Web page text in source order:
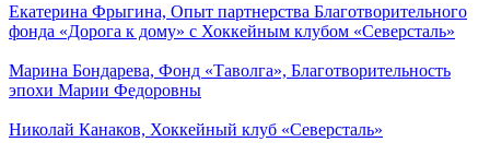
Екатерина Фрыгина, Опыт партнерства Благотворительного
фонда «Дорога к дому» с Хоккейным клубом «Северсталь»
Марина Бондарева, Фонд «Таволга», Благотворительность
эпохи Марии Федоровны
Николай Канаков, Хоккейный клуб «Северсталь»